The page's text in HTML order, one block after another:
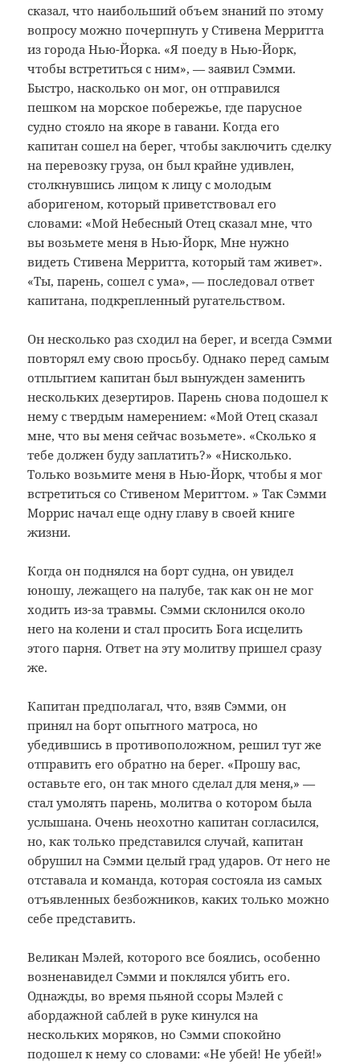
сказал, что наибольший объем знаний по этому
вопросу можно почерпнуть у Стивена Мерритта
из города Нью-Йорка. «Я поеду в Нью-Йорк,
чтобы встретиться с ним», — заявил Сэмми.
Быстро, насколько он мог, он отправился
пешком на морское побережье, где парусное
судно стояло на якоре в гавани. Когда его
капитан сошел на берег, чтобы заключить сделку
на перевозку груза, он был крайне удивлен,
столкнувшись лицом к лицу с молодым
аборигеном, который приветствовал его
словами: «Мой Небесный Отец сказал мне, что
вы возьмете меня в Нью-Йорк, Мне нужно
видеть Стивена Мерритта, который там живет».
«Ты, парень, сошел с ума», — последовал ответ
капитана, подкрепленный ругательством.
Он несколько раз сходил на берег, и всегда Сэмми
повторял ему свою просьбу. Однако перед самым
отплытием капитан был вынужден заменить
нескольких дезертиров. Парень снова подошел к
нему с твердым намерением: «Мой Отец сказал
мне, что вы меня сейчас возьмете». «Сколько я
тебе должен буду заплатить?» «Нисколько.
Только возьмите меня в Нью-Йорк, чтобы я мог
встретиться со Стивеном Мериттом. » Так Сэмми
Моррис начал еще одну главу в своей книге
жизни.
Когда он поднялся на борт судна, он увидел
юношу, лежащего на палубе, так как он не мог
ходить из-за травмы. Сэмми склонился около
него на колени и стал просить Бога исцелить
этого парня. Ответ на эту молитву пришел сразу
же.
Капитан предполагал, что, взяв Сэмми, он
принял на борт опытного матроса, но
убедившись в противоположном, решил тут же
отправить его обратно на берег. «Прошу вас,
оставьте его, он так много сделал для меня,» —
стал умолять парень, молитва о котором была
услышана. Очень неохотно капитан согласился,
но, как только представился случай, капитан
обрушил на Сэмми целый град ударов. От него не
отставала и команда, которая состояла из самых
отъявленных безбожников, каких только можно
себе представить.
Великан Мэлей, которого все боялись, особенно
возненавидел Сэмми и поклялся убить его.
Однажды, во время пьяной ссоры Мэлей с
абордажной саблей в руке кинулся на
нескольких моряков, но Сэмми спокойно
подошел к нему со словами: «Не убей! Не убей!»